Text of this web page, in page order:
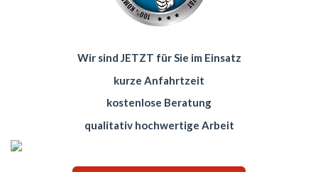
Wir sind JETZT für Sie im Einsatz
kurze Anfahrtzeit
kostenlose Beratung
qualitativ hochwertige Arbeit